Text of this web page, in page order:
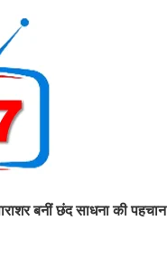
बनीं छंद साधना की पहचान